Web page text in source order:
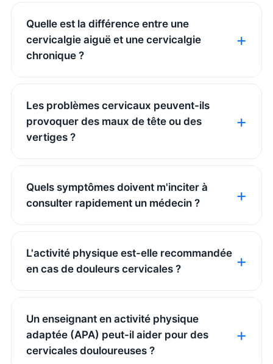
Quelle est la différence entre une
cervicalgie aiguë et une cervicalgie
chronique ?
Les problèmes cervicaux peuvent-ils
provoquer des maux de tête ou des
vertiges ?
Quels symptômes doivent m'inciter à
consulter rapidement un médecin ?
L'activité physique est-elle recommandée
en cas de douleurs cervicales ?
Un enseignant en activité physique
adaptée (APA) peut-il aider pour des
cervicales douloureuses ?